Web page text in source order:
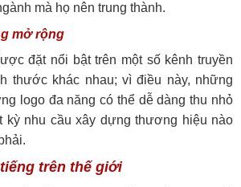
mà họ nên trung thành.
mở rộng
đặt nổi bật trên một số kênh truyền
thước khác nhau; vì điều này, những
logo đa năng có thể dễ dàng thu nhỏ
kỳ nhu cầu xây dựng thương hiệu nào
trên thế giới